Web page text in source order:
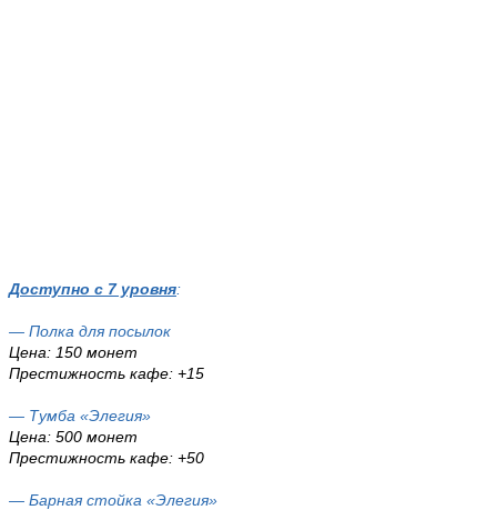
Доступно с 7 уровня:
— Полка для посылок
Цена: 150 монет
Престижность кафе: +15
— Тумба «Элегия»
Цена: 500 монет
Престижность кафе: +50
— Барная стойка «Элегия»